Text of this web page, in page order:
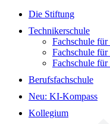
Die Stiftung
Technikerschule
Fachschule
Fachschule
Fachschule
Berufsfachschule
Neu: KI-Kompass
Kollegium